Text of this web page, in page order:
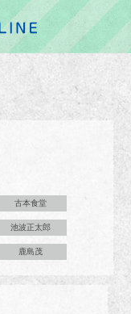
古本食堂
池波正太郎
鹿島茂